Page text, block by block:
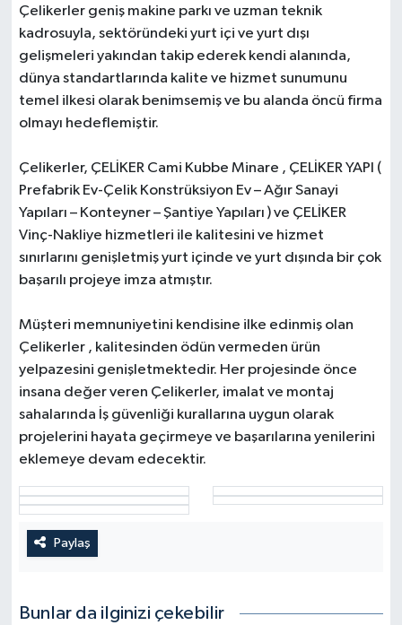
Çelikerler geniş makine parkı ve uzman teknik
kadrosuyla, sektöründeki yurt içi ve yurt dışı
gelişmeleri yakından takip ederek kendi alanında,
dünya standartlarında kalite ve hizmet sunumunu
temel ilkesi olarak benimsemiş ve bu alanda öncü firma
olmayı hedeflemiştir.
Çelikerler, ÇELİKER Cami Kubbe Minare , ÇELİKER YAPI (
Prefabrik Ev-Çelik Konstrüksiyon Ev – Ağır Sanayi
Yapıları – Konteyner – Şantiye Yapıları ) ve ÇELİKER
Vinç-Nakliye hizmetleri ile kalitesini ve hizmet
sınırlarını genişletmiş yurt içinde ve yurt dışında bir çok
başarılı projeye imza atmıştır.
Müşteri memnuniyetini kendisine ilke edinmiş olan
Çelikerler , kalitesinden ödün vermeden ürün
yelpazesini genişletmektedir. Her projesinde önce
insana değer veren Çelikerler, imalat ve montaj
sahalarında İş güvenliği kurallarına uygun olarak
projelerini hayata geçirmeye ve başarılarına yenilerini
eklemeye devam edecektir.
Paylaş
Bunlar da ilginizi çekebilir